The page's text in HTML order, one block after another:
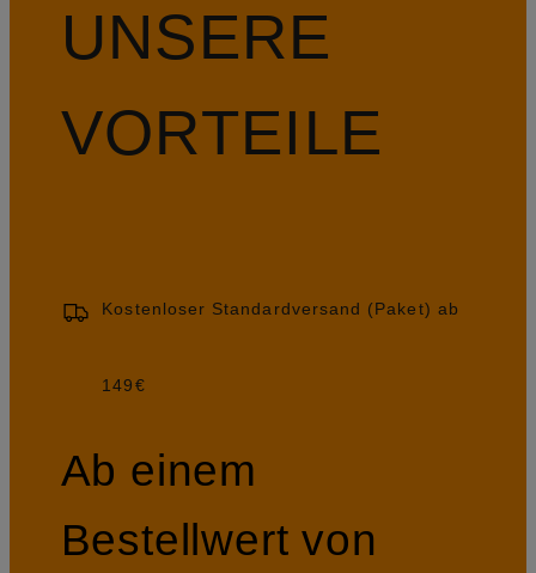
UNSERE
VORTEILE
Kostenloser Standardversand (Paket) ab
149€
Ab einem
Bestellwert von